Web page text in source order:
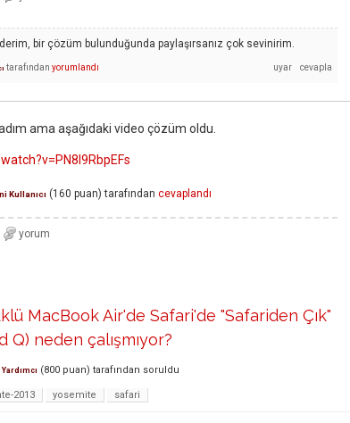
bir çözüm bulunduğunda paylaşırsanız çok sevinirim.
tarafından yorumlandı
ama aşağıdaki video çözüm oldu.
Kullanıcı (160 puan) tarafından cevaplandı
MacBook Air'de Safari'de "Safariden Çık"
Q) neden çalışmıyor?
Yardımcı (800 puan) tarafından soruldu
2013 yosemite safari